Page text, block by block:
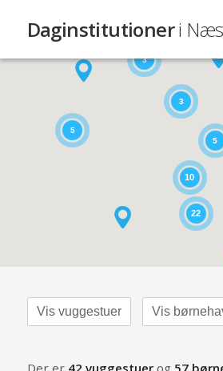
Daginstitutioneri
22
5
5
10
3
3
Vis vuggestuer Vis